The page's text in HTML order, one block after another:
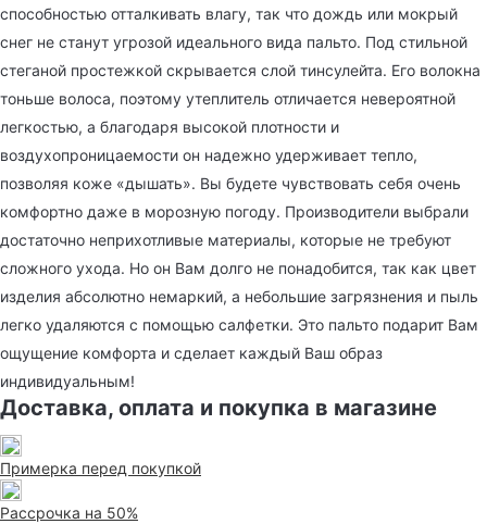
способностью отталкивать влагу, так что дождь или мокрый
снег не станут угрозой идеального вида пальто. Под стильной
стеганой простежкой скрывается слой тинсулейта. Его волокна
тоньше волоса, поэтому утеплитель отличается невероятной
легкостью, а благодаря высокой плотности и
воздухопроницаемости он надежно удерживает тепло,
позволяя коже «дышать». Вы будете чувствовать себя очень
комфортно даже в морозную погоду. Производители выбрали
достаточно неприхотливые материалы, которые не требуют
сложного ухода. Но он Вам долго не понадобится, так как цвет
изделия абсолютно немаркий, а небольшие загрязнения и пыль
легко удаляются с помощью салфетки. Это пальто подарит Вам
ощущение комфорта и сделает каждый Ваш образ
индивидуальным!
Доставка, оплата и покупка в магазине
Примерка перед покупкой
Рассрочка на 50%